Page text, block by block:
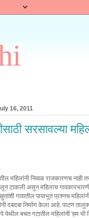
16, 2011
सरसावल्या
महिलांनी निव्वळ राजकारणच
टाकली असून महिलाच
गावातील पायाभूत प्रश्नच
दबदबा निर्माण केला आहे. पाटण
येथील बचत गटातील महिलांनी 'हम